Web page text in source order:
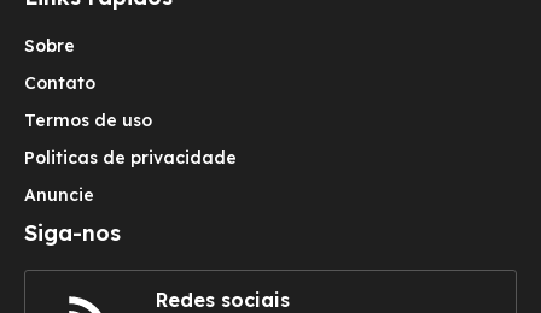
Sobre
Contato
Termos de uso
Politicas de privacidade
Anuncie
Siga-nos
Redes sociais